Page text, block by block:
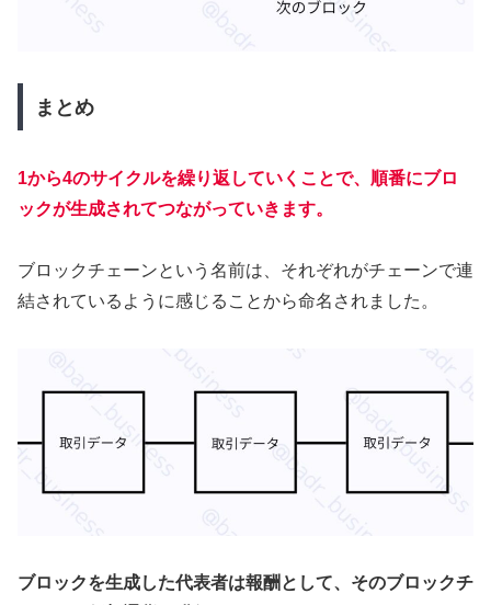
まとめ
1から4のサイクルを繰り返していくことで、順番にブロ
ックが生成されてつながっていきます。
ブロックチェーンという名前は、それぞれがチェーンで連
結されているように感じることから命名されました。
ブロックを生成した代表者は報酬として、そのブロックチ